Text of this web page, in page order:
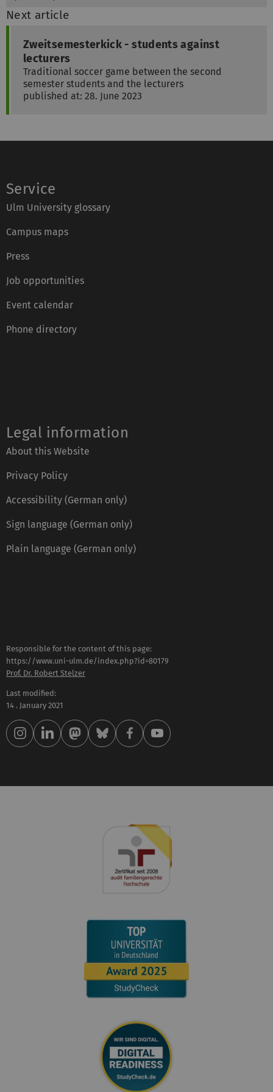
Next article
Zweitsemesterkick - students against
lecturers
Traditional soccer game between the second
semester students and the lecturers
published at: 28. June 2023
Service
Ulm University glossary
Campus maps
Press
Job opportunities
Event calendar
Phone directory
Legal information
About this Website
Privacy Policy
Accessibility (German only)
Sign language (German only)
Plain language (German only)
Responsible for the content of this page:
https://www.uni-ulm.de/index.php?id=80179
Prof. Dr. Robert Stelzer
Last modified:
14 . January 2021